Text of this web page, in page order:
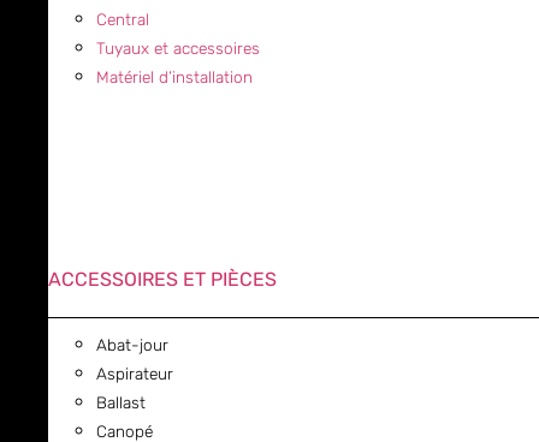
Central
Tuyaux et accessoires
Matériel d’installation
ACCESSOIRES ET PIÈCES
Abat-jour
Aspirateur
Ballast
Canopé